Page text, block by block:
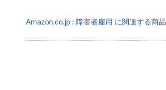
Amazon.co.jp : 障害者雇用 に関連する商品